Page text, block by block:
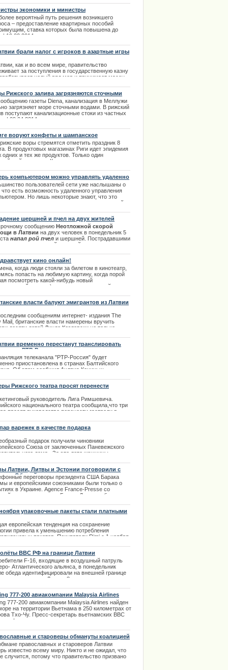
экономики и министры
ищут возможность существенно
последствия возможного подорожания
вероятный путь решения возникшего
– предоставление квартирных пособий
ставка которых была повышена до
| 19.02.2014
брали налог с игроков в азартные игры
как и во всем мире, правительство
за поступления в государственную казну
целый ряд мер и принимает массу
запаса страны.
Рижского залива загрязняются сточными
газеты Diena, канализация в Меллужи
загрязняет море сточными водами. В рижский
поступают канализационные стоки из частных
| 09.04.2014
воруют конфеты и шампанское
воры стремятся отметить праздник 8
В продуктовых магазинах Риги идет эпидемия
одних и тех же продуктов. Только один
участок в Курземе за один день выловил
они объяснили свой поступок именно тем,
носу праздник, а поздравить не чем. |
компьютером можно управлять удаленно
пользователей сети уже наслышаны о
есть возможность удаленного управления
Но лишь некоторые знают, что это
и в чем заключается предназначение данной
шершней и пчел на двух жителей
сообщению Неотложной скорой
в Латвии на двух человек в понедельник 5
напал рой пчел и шершней. Пострадавшими
шестнадцатилетний молодой парень и пожилая
неслучайно. | 06.08.2013
кино онлайн!
когда люди стояли за билетом в кинотеатр,
попасть на любимую картину, когда порой
посмотреть какой-нибудь новый
шедевр) выпрашивали лишний
власти балуют эмигрантов из Латвии
сообщениям интернет- издания The
Mail, британские власти намерены вручить
десяти детей Линде Козловски не только
дом.
временно перестанут транслировать
«РТР-Россия»
телеканала "РТР-Россия" будет
приостановлена в странах Балтийского
Об этом сообщил Андрис Кениньш,
Рижского театра просят перенести
руководитель Лига Римшевича.
национального театра сообщила,что три
просят руководство перенести гастроли в
перенести гастроли.
варежек в качестве подарка
подарок получили чиновники
Союза от заключенных Паневежского
дома. За это лето женщины,
100 пар варежек, которые в качестве подарка
вручены людям, которые участвовали в
председательства Литвы в Совете ЕС
Латвии, Литвы и Эстонии поговорили с
Обамой
переговоры президента США Барака
и европейскими союзниками были только о
в Украине. Agence France-Presse со
на представителя Белого Дома сообщило,
упаковочные пакеты стали платными
европейская тенденция на сохранение
привела к уменьшению потребления
пакетов Покупатели Rimi с 1 ноября
свыше 10 латов пакеты выдавались
.Новая политика магазина направлена
покупатели чаще использовали
продуктовые сумки .
ВВС РФ на границе Латвии
F-16, входящие в воздушный патруль
Атлантического альянса, в понедельник
обеда идентифицировали на внешней границе
вод Латвии 8 военных самолетов из
777-200 авиакомпании Malaysia Airlines
в в море
777-200 авиакомпании Malaysia Airlines найден
на территории Вьетнама в 250 километрах от
Тхо-Чу. Пресс-секретарь вьетнамских ВВС
официальное заявление по этому поводу
и староверы обмануты коалицией
православных и староверов Латвии
известно всему миру. Никто и не ожидал, что
случится, потому что правительство призвано